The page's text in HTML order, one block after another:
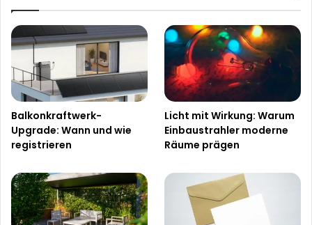
Balkonkraftwerk-
Upgrade: Wann und wie
registrieren
Licht mit Wirkung: Warum
Einbaustrahler moderne
Räume prägen